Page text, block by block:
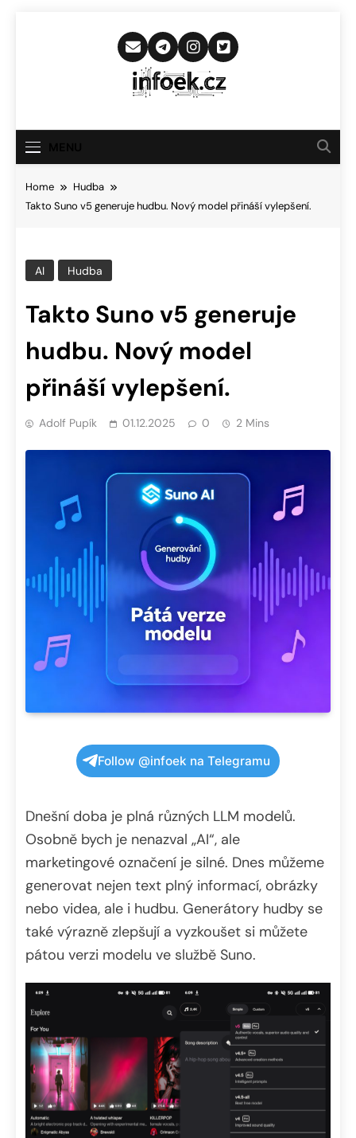
Infoek.cz
Novinkám
Home
Hudba
Takto Suno v5 generuje hudbu. Nový model přináší vylepšení.
AI Hudba
Takto Suno v5 generuje
hudbu. Nový model
přináší vylepšení.
Adolf Pupík 01.12.2025 0 2 Mins
Follow @infoek na Telegramu
Dnešní doba je plná různých LLM modelů.
Osobně bych je nenazval „AI“, ale
marketingové označení je silné. Dnes můžeme
generovat nejen text plný informací, obrázky
nebo videa, ale i hudbu. Generátory hudby se
také výrazně zlepšují a vyzkoušet si můžete
pátou verzi modelu ve službě Suno.